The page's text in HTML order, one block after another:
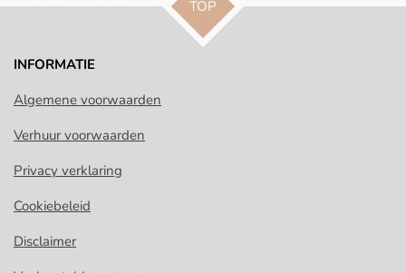
e
e
h
e
TOP
INFORMATIE
Algemene voorwaarden
Verhuur voorwaarden
Privacy verklaring
Cookiebeleid
Disclaimer